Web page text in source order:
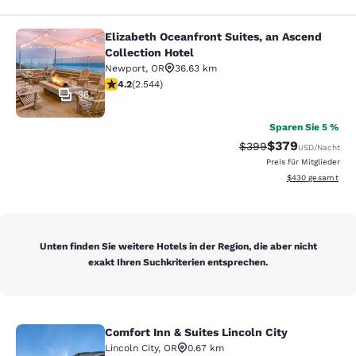
Elizabeth Oceanfront Suites, an
36
Elizabeth Oceanfront Suites, an Ascend
Collection Hotel
Newport, OR
36.63 km
4.18-Sterne-Bewertung. Sehr gut. 2544 Bewertungen
4.2(2.544)
Sparen Sie 5 %
Durchgestrichener
$399Vergünstigter
$379USD/Nacht
Preis für Mitglieder
Geschätzte
$430 gesamt
Unten finden Sie weitere Hotels in der Region, die aber nicht
exakt Ihren Suchkriterien entsprechen.
Comfort Inn & Suites Lincoln City
Comfort Inn & Suites Lincoln City
Lincoln City, OR
0.67 km